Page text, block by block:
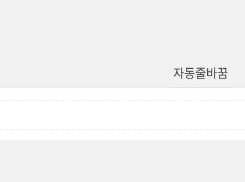
자동줄바꿈